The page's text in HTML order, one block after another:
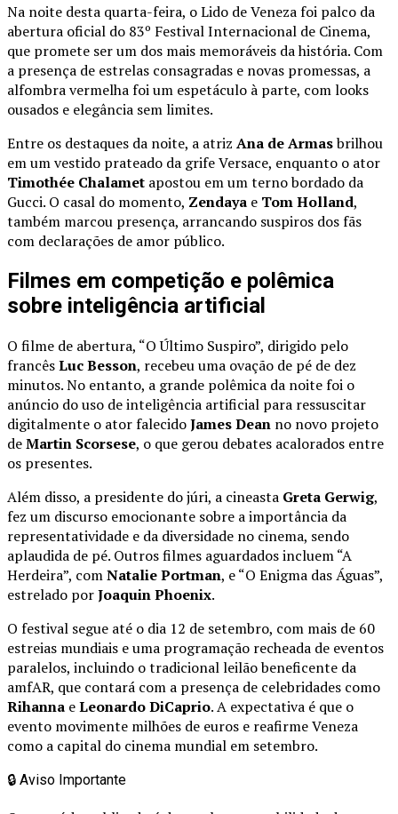
Na noite desta quarta-feira, o Lido de Veneza foi palco da
abertura oficial do 83º Festival Internacional de Cinema,
que promete ser um dos mais memoráveis da história. Com
a presença de estrelas consagradas e novas promessas, a
alfombra vermelha foi um espetáculo à parte, com looks
ousados e elegância sem limites.
Entre os destaques da noite, a atriz Ana de Armasbrilhou
em um vestido prateado da grife Versace, enquanto o ator
Timothée Chalamet apostou em um terno bordado da
Gucci. O casal do momento, Zendaya e Tom Holland,
também marcou presença, arrancando suspiros dos fãs
com declarações de amor público.
Filmes em competição e polêmica
sobre inteligência artificial
O filme de abertura, “O Último Suspiro”, dirigido pelo
francêsLuc Besson, recebeu uma ovação de pé de dez
minutos. No entanto, a grande polêmica da noite foi o
anúncio do uso de inteligência artificial para ressuscitar
digitalmente o ator falecidoJames Dean no novo projeto
deMartin Scorsese, o que gerou debates acalorados entre
os presentes.
Além disso, a presidente do júri, a cineasta Greta Gerwig,
fez um discurso emocionante sobre a importância da
representatividade e da diversidade no cinema, sendo
aplaudida de pé. Outros filmes aguardados incluem “A
Herdeira”, comNatalie Portman, e “O Enigma das Águas”,
estrelado porJoaquin Phoenix.
O festival segue até o dia 12 de setembro, com mais de 60
estreias mundiais e uma programação recheada de eventos
paralelos, incluindo o tradicional leilão beneficente da
amfAR, que contará com a presença de celebridades como
Rihanna eLeonardo DiCaprio. A expectativa é que o
evento movimente milhões de euros e reafirme Veneza
como a capital do cinema mundial em setembro.
🔒 Aviso Importante